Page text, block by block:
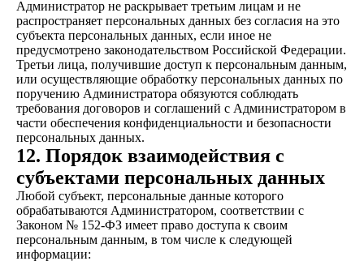
Администратор не раскрывает третьим лицам и не
распространяет персональных данных без согласия на это
субъекта персональных данных, если иное не
предусмотрено законодательством Российской Федерации.
Третьи лица, получившие доступ к персональным данным,
или осуществляющие обработку персональных данных по
поручению Администратора обязуются соблюдать
требования договоров и соглашений с Администратором в
части обеспечения конфиденциальности и безопасности
персональных данных.
12. Порядок взаимодействия с
субъектами персональных данных
Любой субъект, персональные данные которого
обрабатываются Администратором, соответствии с
Законом № 152-ФЗ имеет право доступа к своим
персональным данным, в том числе к следующей
информации: